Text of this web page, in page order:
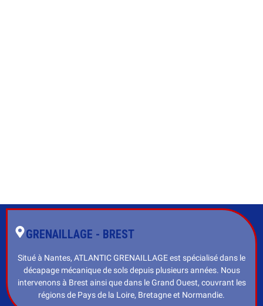
GRENAILLAGE - BREST
Situé à Nantes, ATLANTIC GRENAILLAGE est spécialisé dans le
décapage mécanique de sols depuis plusieurs années. Nous
intervenons à Brest ainsi que dans le Grand Ouest, couvrant les
régions de Pays de la Loire, Bretagne et Normandie.